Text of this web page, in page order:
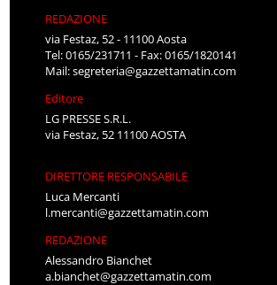
REDAZIONE
via Festaz, 52 - 11100 Aosta
Tel: 0165/231711 - Fax: 0165/1820141
Mail:segreteria@gazzettamatin.com
Editore
LG PRESSE S.R.L.
via Festaz, 52 11100 AOSTA
DIRETTORE RESPONSABILE
Luca Mercanti
l.mercanti@gazzettamatin.com
REDAZIONE
Alessandro Bianchet
a.bianchet@gazzettamatin.com